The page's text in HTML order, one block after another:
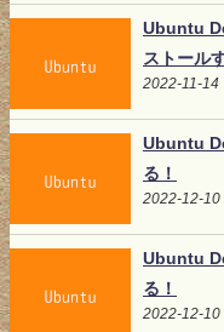
Ubuntu
ストール
2022-11-14
Ubuntu
る！
2022-12-10
Ubuntu
る！
2022-12-10